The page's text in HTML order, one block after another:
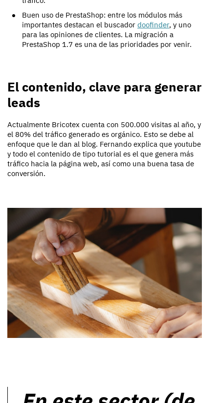
Buen uso de PrestaShop: entre los módulos más
importantes destacan el buscador doofinder, y uno
para las opiniones de clientes. La migración a
PrestaShop 1.7 es una de las prioridades por venir.
El contenido, clave para generar
leads
Actualmente Bricotex cuenta con 500.000 visitas al año, y
el 80% del tráfico generado es orgánico. Esto se debe al
enfoque que le dan al blog. Fernando explica que youtube
y todo el contenido de tipo tutorial es el que genera más
tráfico hacia la página web, así como una buena tasa de
conversión.